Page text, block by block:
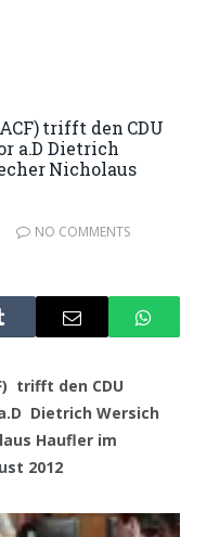
trifft den CDU
a.D Dietrich
Nicholaus
NO COMMENTS
trifft den CDU
Dietrich Wersich
Haufler im
2012